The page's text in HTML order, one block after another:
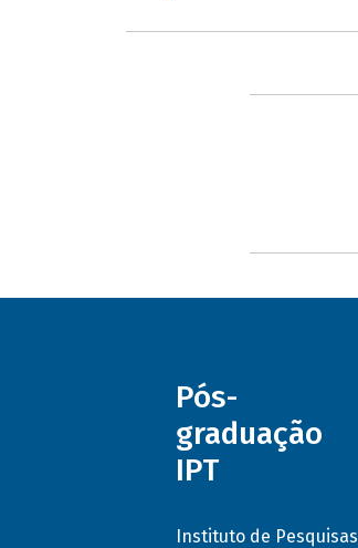
Pós-
graduação
IPT
Instituto de Pesquisas